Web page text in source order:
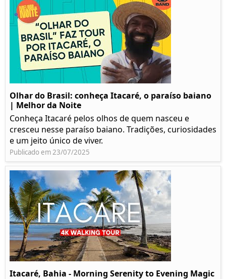
Olhar do Brasil: conheça Itacaré, o paraíso baiano
| Melhor da Noite
Conheça Itacaré pelos olhos de quem nasceu e
cresceu nesse paraíso baiano. Tradições, curiosidades
e um jeito único de viver.
Publicado em 23/07/2025
Itacaré, Bahia - Morning Serenity to Evening Magic